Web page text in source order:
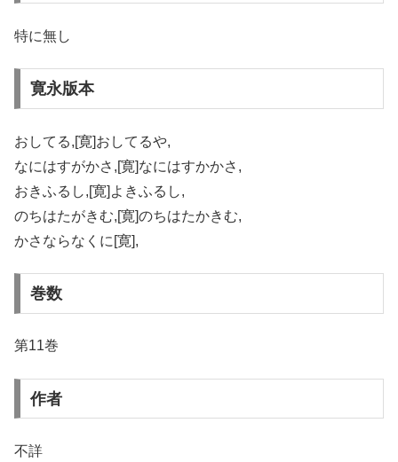
特に無し
寛永版本
おしてる,[寛]おしてるや,
なにはすがかさ,[寛]なにはすかかさ,
おきふるし,[寛]よきふるし,
のちはたがきむ,[寛]のちはたかきむ,
かさならなくに[寛],
巻数
第11巻
作者
不詳